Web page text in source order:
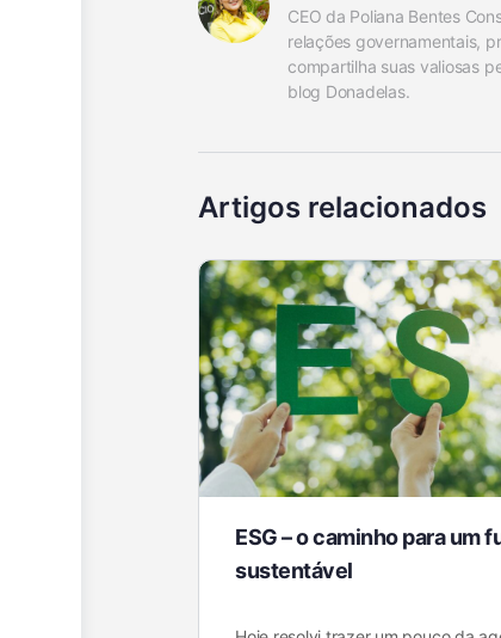
CEO da Poliana Bentes
relações governamentais,
compartilha suas valiosas
blog Donadelas.
Artigos relacionados
ESG – o caminho para um
sustentável